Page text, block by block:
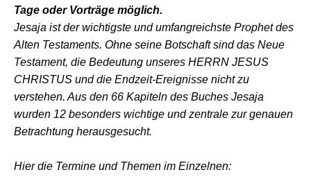
Tage oder Vorträge möglich.
Jesaja ist der wichtigste und umfangreichste Prophet des
Alten Testaments. Ohne seine Botschaft sind das Neue
Testament, die Bedeutung unseres HERRN JESUS
CHRISTUS und die Endzeit-Ereignisse nicht zu
verstehen. Aus den 66 Kapiteln des Buches Jesaja
wurden 12 besonders wichtige und zentrale zur genauen
Betrachtung herausgesucht.
Hier die Termine und Themen im Einzelnen: